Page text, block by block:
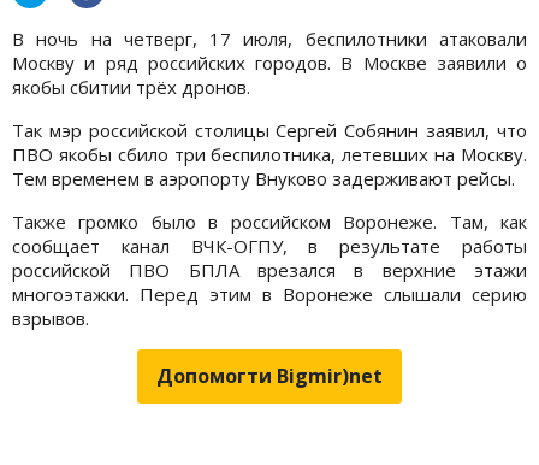
В ночь на четверг, 17 июля, беспилотники атаковали
Москву и ряд российских городов. В Москве заявили о
якобы сбитии трёх дронов.
Так мэр российской столицы Сергей Собянин заявил, что
ПВО якобы сбило три беспилотника, летевших на Москву.
Тем временем в аэропорту Внуково задерживают рейсы.
Также громко было в российском Воронеже. Там, как
сообщает канал ВЧК-ОГПУ, в результате работы
российской ПВО БПЛА врезался в верхние этажи
многоэтажки. Перед этим в Воронеже слышали серию
взрывов.
Допомогти Bigmir)net